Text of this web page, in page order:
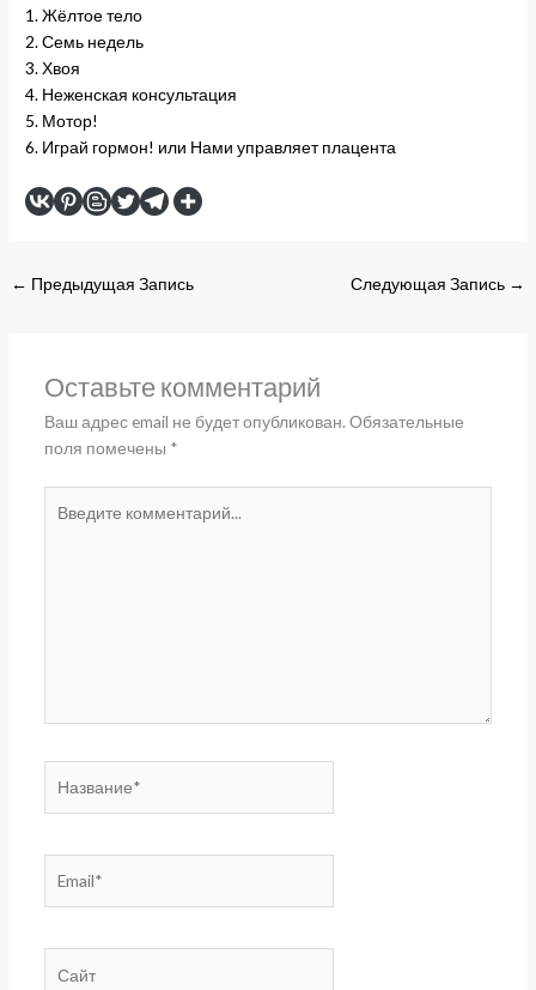
1. Жёлтое тело
2. Семь недель
3. Хвоя
4. Неженская консультация
5. Мотор!
6. Играй гормон! или Нами управляет плацента
← Предыдущая Запись Следующая Запись →
Оставьте комментарий
Ваш адрес email не будет опубликован. Обязательные
поля помечены *
комментарий...